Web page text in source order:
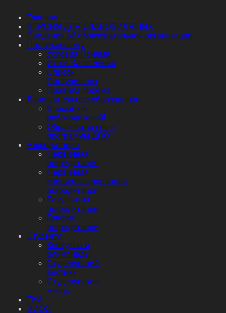
Главная
ВЕРСИЯ ДЛЯ СЛАБОВИДЯЩИХ
Сведения об образовательной организации
Поступающему
Условия Приема
Итоги Зачисления
Список
Поступивших
Правила приёма
Дополнительное образование
Вниманию
работодателей!
Образовательные
программы ДПО
Аккредитация
Первичная
аккредитация
Первичная
специализированная
аккредитация
Результаты
аккредитации
График
аккредитации
Студенту
Конкурсы и
олимпиады
Студенческий
вестник
Студенческая
жизнь
ГИА
ЭИОС